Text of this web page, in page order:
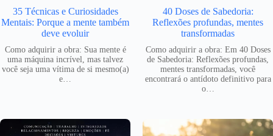
35 Técnicas e Curiosidades
Mentais: Porque a mente também
deve evoluir
Como adquirir a obra: Sua mente é
uma máquina incrível, mas talvez
você seja uma vítima de si mesmo(a)
e…
40 Doses de Sabedoria:
Reflexões profundas, mentes
transformadas
Como adquirir a obra: Em 40 Doses
de Sabedoria: Reflexões profundas,
mentes transformadas, você
encontrará o antídoto definitivo para
o…